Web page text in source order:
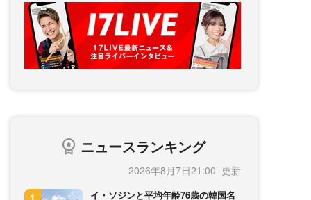
ニュースランキング
2026年8月7日21:00
イ・ソジンと平均年齢76歳の韓国名